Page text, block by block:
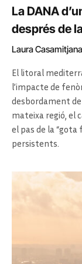
La DANA
després de
Laura Casamitjana
El litoral
l’impacte de
desbordament
mateixa regió, el
el pas de la “gota
persistents.